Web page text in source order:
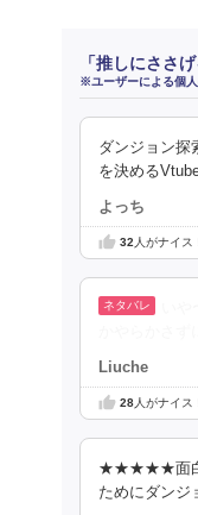
「推しにささ
※ユーザーによる個
ダンジョン探
を決める
よっち
32 人がナイス
かやらかさ
Liuche
28人がナイス
★★★★★面白か
ためにダンジ